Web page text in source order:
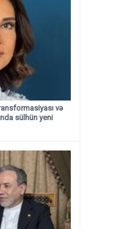
və
sülhün yeni